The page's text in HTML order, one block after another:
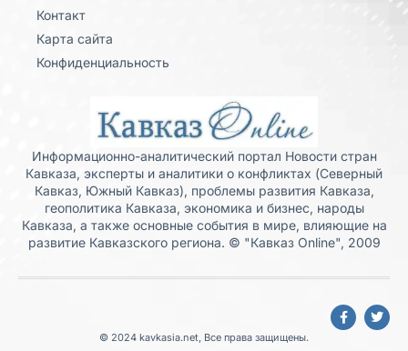
Контакт
Карта сайта
Конфиденциальность
Информационно-аналитический портал Новости стран
Кавказа, эксперты и аналитики о конфликтах (Северный
Кавказ, Южный Кавказ), проблемы развития Кавказа,
геополитика Кавказа, экономика и бизнес, народы
Кавказа, а также основные события в мире, влияющие на
развитие Кавказского региона. © "Кавказ Online", 2009
© 2024 kavkasia.net, Все права защищены.